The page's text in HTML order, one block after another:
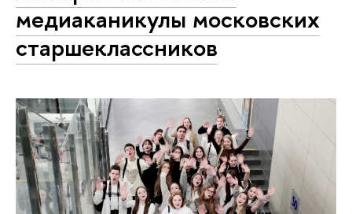
медиаканикулы московских
старшеклассников